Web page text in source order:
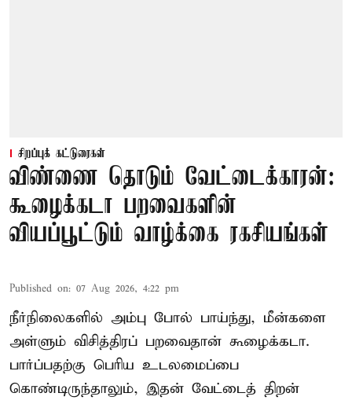
சிறப்புக் கட்டுரைகள்
விண்ணை தொடும் வேட்டைக்காரன்:
கூழைக்கடா பறவைகளின்
வியப்பூட்டும் வாழ்க்கை ரகசியங்கள்
Published on: 07 Aug 2026, 4:22 pm
நீர்நிலைகளில் அம்பு போல் பாய்ந்து, மீன்களை
அள்ளும் விசித்திரப் பறவைதான் கூழைக்கடா.
பார்ப்பதற்கு பெரிய உடலமைப்பை
கொண்டிருந்தாலும், இதன் வேட்டைத் திறன்